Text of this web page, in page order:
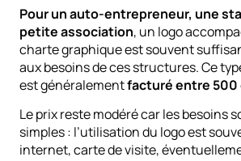
Pour un auto-entrepreneur, une
petite association, un logo
charte graphique est souvent
aux besoins de ces structures. Ce
est généralementfacturé entre 500
Le prix reste modéré car les besoins
simples : l’utilisation du logo est
internet, carte de visite,